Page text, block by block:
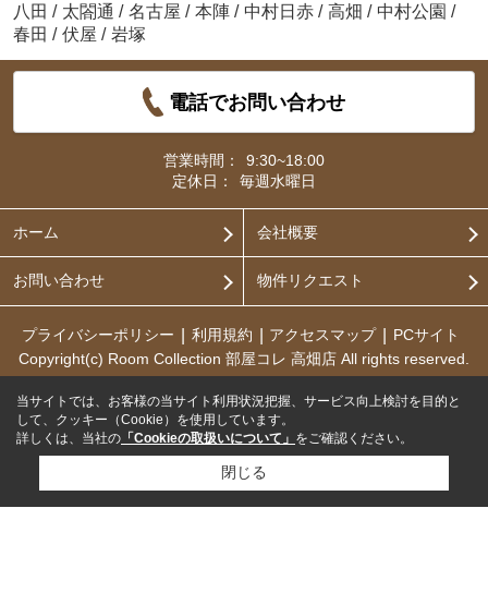
八田 / 太閤通 / 名古屋 / 本陣 / 中村日赤 / 高畑 / 中村公園 /
春田 / 伏屋 / 岩塚
電話でお問い合わせ
営業時間：
9:30~18:00
定休日：
毎週水曜日
ホーム 会社概要
お問い合わせ 物件リクエスト
プライバシーポリシー 利用規約 アクセスマップ
PCサイト
Copyright(c) Room Collection 部屋コレ 高畑店 All rights reserved.
当サイトでは、お客様の当サイト利用状況把握、サービス向上検討を目的と
して、クッキー（Cookie）を使用しています。
詳しくは、当社の 「Cookieの取扱いについて」 をご確認ください。
閉じる